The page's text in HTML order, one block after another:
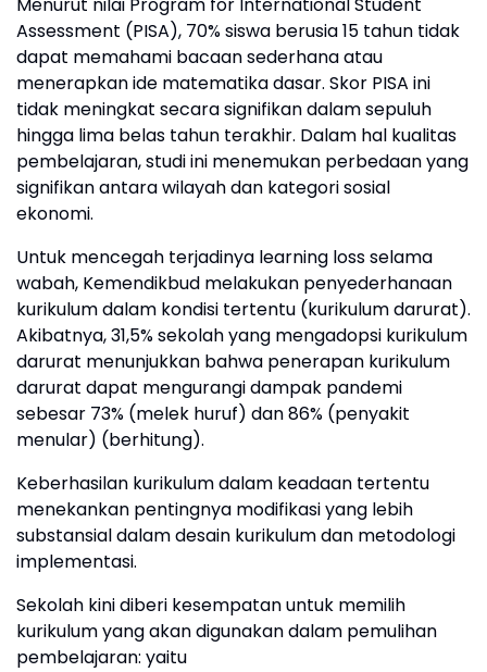
Assessment (PISA), 70% siswa berusia 15 tahun tidak
dapat memahami bacaan sederhana atau
menerapkan ide matematika dasar. Skor PISA ini
tidak meningkat secara signifikan dalam sepuluh
hingga lima belas tahun terakhir. Dalam hal kualitas
pembelajaran, studi ini menemukan perbedaan yang
signifikan antara wilayah dan kategori sosial
ekonomi.
Untuk mencegah terjadinya learning loss selama
wabah, Kemendikbud melakukan penyederhanaan
kurikulum dalam kondisi tertentu (kurikulum darurat).
Akibatnya, 31,5% sekolah yang mengadopsi kurikulum
darurat menunjukkan bahwa penerapan kurikulum
darurat dapat mengurangi dampak pandemi
sebesar 73% (melek huruf) dan 86% (penyakit
menular) (berhitung).
Keberhasilan kurikulum dalam keadaan tertentu
menekankan pentingnya modifikasi yang lebih
substansial dalam desain kurikulum dan metodologi
implementasi.
Sekolah kini diberi kesempatan untuk memilih
kurikulum yang akan digunakan dalam pemulihan
pembelajaran: yaitu